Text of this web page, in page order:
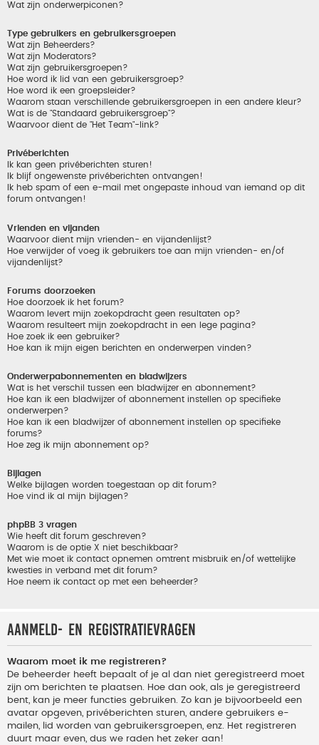
Wat zijn onderwerpiconen?
Type gebruikers en gebruikersgroepen
Wat zijn Beheerders?
Wat zijn Moderators?
Wat zijn gebruikersgroepen?
Hoe word ik lid van een gebruikersgroep?
Hoe word ik een groepsleider?
Waarom staan verschillende gebruikersgroepen in een andere kleur?
Wat is de "Standaard gebruikersgroep"?
Waarvoor dient de "Het Team"-link?
Privéberichten
Ik kan geen privéberichten sturen!
Ik blijf ongewenste privéberichten ontvangen!
Ik heb spam of een e-mail met ongepaste inhoud van iemand op dit
forum ontvangen!
Vrienden en vijanden
Waarvoor dient mijn vrienden- en vijandenlijst?
Hoe verwijder of voeg ik gebruikers toe aan mijn vrienden- en/of
vijandenlijst?
Forums doorzoeken
Hoe doorzoek ik het forum?
Waarom levert mijn zoekopdracht geen resultaten op?
Waarom resulteert mijn zoekopdracht in een lege pagina?
Hoe zoek ik een gebruiker?
Hoe kan ik mijn eigen berichten en onderwerpen vinden?
Onderwerpabonnementen en bladwijzers
Wat is het verschil tussen een bladwijzer en abonnement?
Hoe kan ik een bladwijzer of abonnement instellen op specifieke
onderwerpen?
Hoe kan ik een bladwijzer of abonnement instellen op specifieke
forums?
Hoe zeg ik mijn abonnement op?
Bijlagen
Welke bijlagen worden toegestaan op dit forum?
Hoe vind ik al mijn bijlagen?
phpBB 3 vragen
Wie heeft dit forum geschreven?
Waarom is de optie X niet beschikbaar?
Met wie moet ik contact opnemen omtrent misbruik en/of wettelijke
kwesties in verband met dit forum?
Hoe neem ik contact op met een beheerder?
Aanmeld- en registratievragen
Waarom moet ik me registreren?
De beheerder heeft bepaalt of je al dan niet geregistreerd moet
zijn om berichten te plaatsen. Hoe dan ook, als je geregistreerd
bent, kan je meer functies gebruiken. Zo kan je bijvoorbeeld een
avatar opgeven, privéberichten sturen, andere gebruikers e-
mailen, lid worden van gebruikersgroepen, enz. Het registreren
duurt maar even, dus we raden het zeker aan!